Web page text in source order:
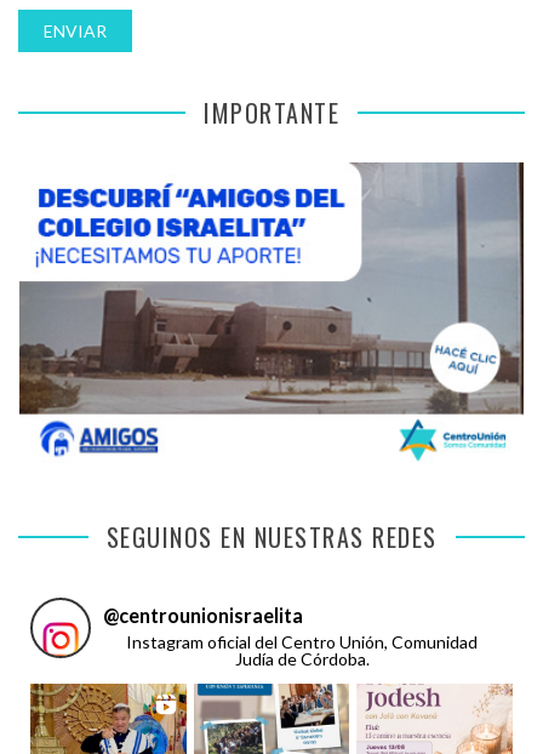
IMPORTANTE
SEGUINOS EN NUESTRAS REDES
@centrounionisraelita
Instagram oficial del Centro Unión, Comunidad
Judía de Córdoba.